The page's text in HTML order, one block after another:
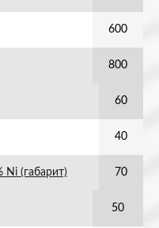
600
800
60
40
Ni (габарит) 70
50